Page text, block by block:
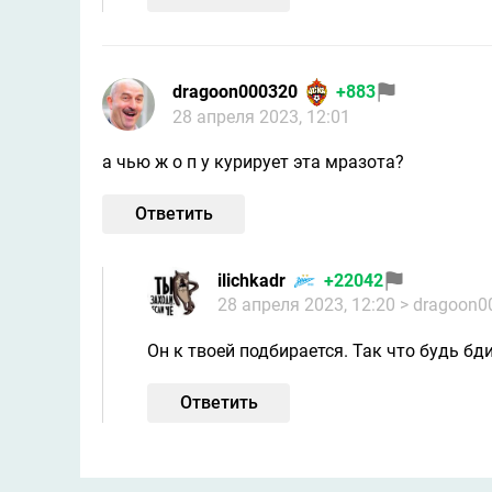
dragoon000320
+883
28 апреля 2023, 12:01
а чью ж о п у курирует эта мразота?
Ответить
ilichkadr
+22042
28 апреля 2023, 12:20 >
Он к твоей подбирается. Так что будь
Ответить